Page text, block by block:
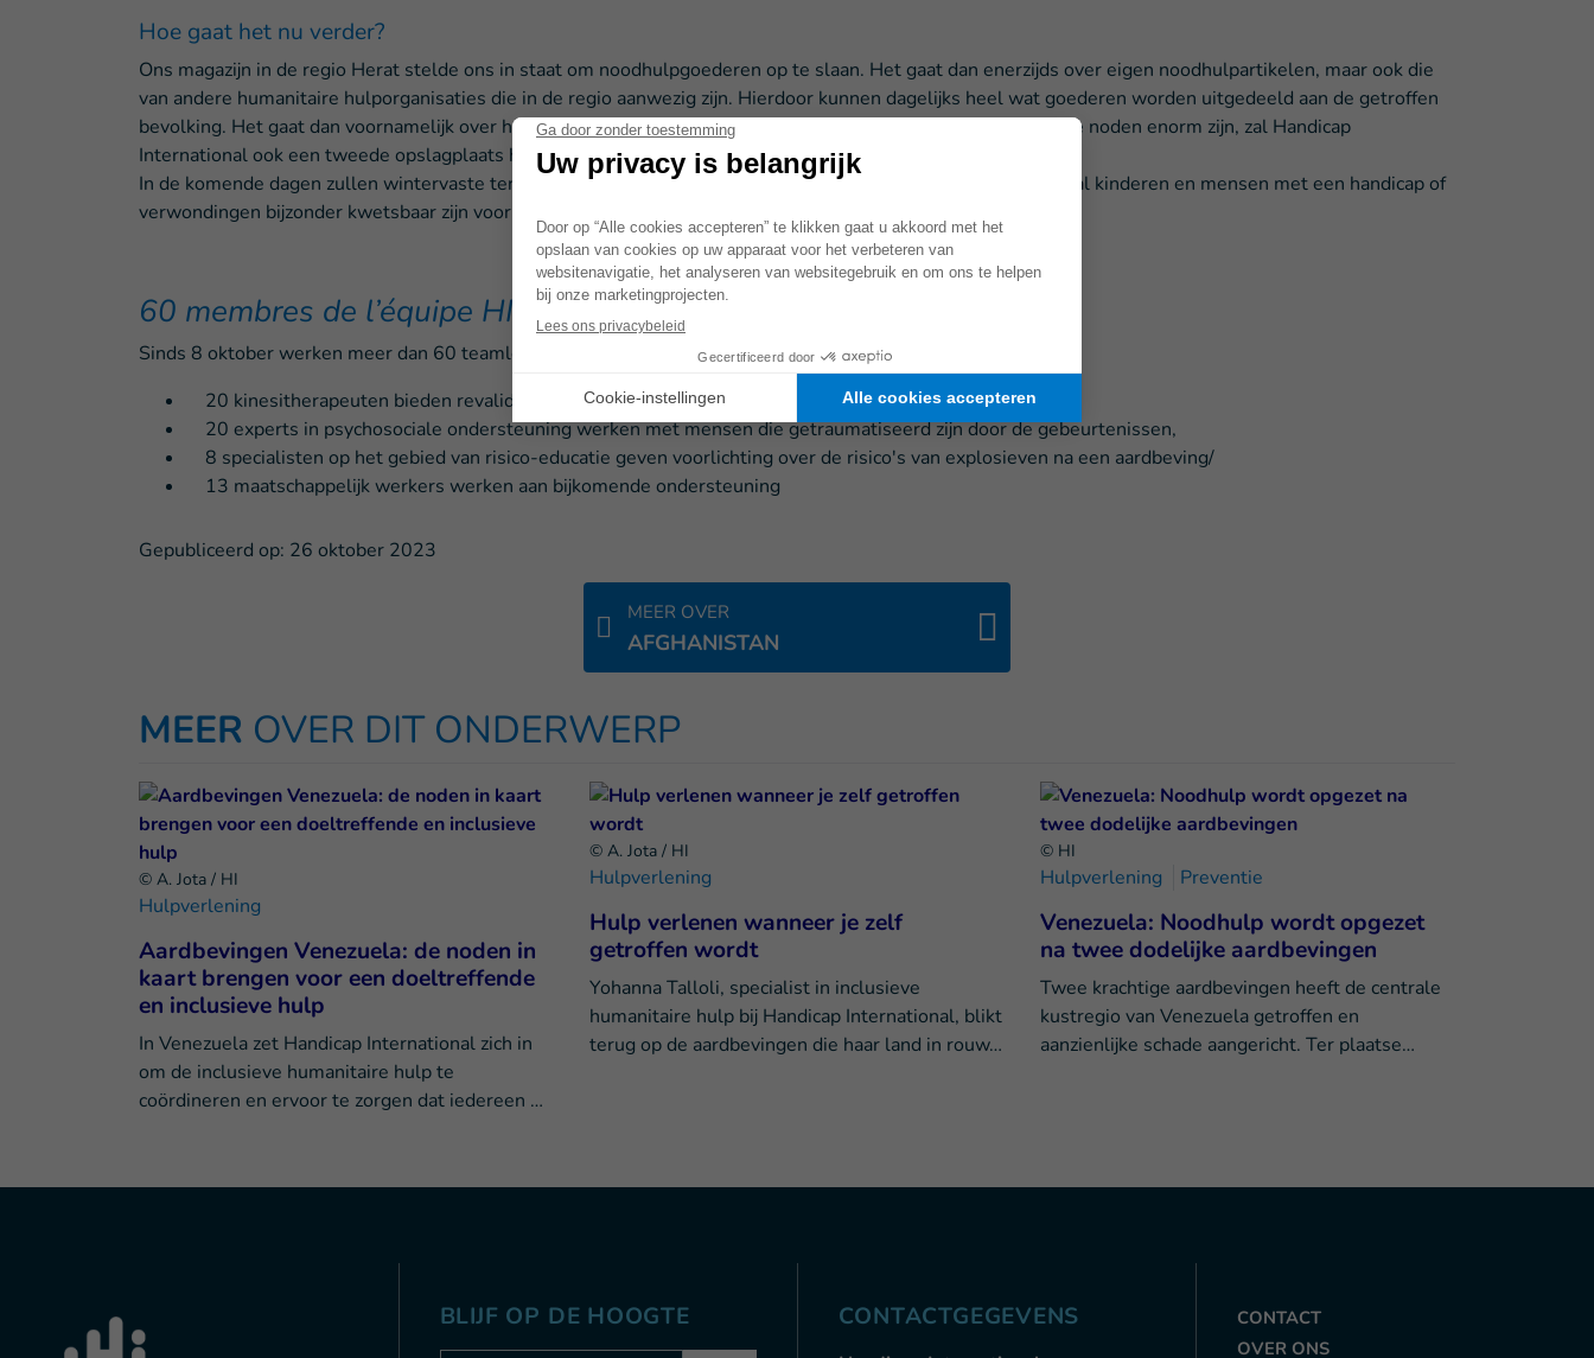
Hoe gaat het nu verder?
Ons magazijn in de regio Herat stelde ons in staat om noodhulpgoederen op te slaan. Het gaat dan enerzijds over eigen noodhulpartikelen, maar ook die
van andere humanitaire hulporganisaties die in de regio aanwezig zijn. Hierdoor kunnen dagelijks heel wat goederen worden uitgedeeld aan de getroffen
bevolking. Het gaat dan voornamelijk over hygiënekits en pakketten ter voorbereiding van de winter. Omdat de noden enorm zijn, zal Handicap
International ook een tweede opslagplaats huren om zo de opslagcapaciteit te vergroten.
In de komende dagen zullen wintervaste tenten en kachels worden uitgedeeld. Het spreekt voor zich dat vooral kinderen en mensen met een handicap of
verwondingen bijzonder kwetsbaar zijn voor de kou die eraan komt.
60 membres de l’équipe HI mobilisés
Sinds 8 oktober werken meer dan 60 teamleden aan de noodhulp voor de slachtoffers
20 kinesitherapeuten bieden revalidatiezorg.
20 experts in psychosociale ondersteuning werken met mensen die getraumatiseerd zijn door de gebeurtenissen,
8 specialisten op het gebied van risico-educatie geven voorlichting over de risico's van explosieven na een aardbeving/
13 maatschappelijk werkers werken aan bijkomende ondersteuning
Gepubliceerd op: 26 oktober 2023
MEER OVER
AFGHANISTAN
MEER OVER DIT ONDERWERP
© A. Jota / HI
Hulpverlening
Aardbevingen Venezuela: de noden in
kaart brengen voor een doeltreffende
en inclusieve hulp
In Venezuela zet Handicap International zich in
om de inclusieve humanitaire hulp te
coördineren en ervoor te zorgen dat iedereen …
© A. Jota / HI
Hulpverlening
Hulp verlenen wanneer je zelf
getroffen wordt
Yohanna Talloli, specialist in inclusieve
humanitaire hulp bij Handicap International, blikt
terug op de aardbevingen die haar land in rouw…
© HI
Hulpverlening Preventie
Venezuela: Noodhulp wordt opgezet
na twee dodelijke aardbevingen
Twee krachtige aardbevingen heeft de centrale
kustregio van Venezuela getroffen en
aanzienlijke schade aangericht. Ter plaatse…
BLIJF OP DE HOOGTE CONTACTGEGEVENS
CONTACT
OVER ONS